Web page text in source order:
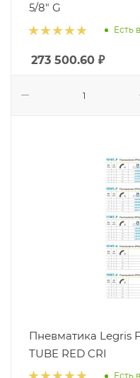
5/8" G
Есть
273 500.60 ₽
Пневматика Legris
TUBE RED CRI
Есть